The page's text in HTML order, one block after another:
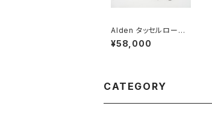
Alden タッセルローフ
ァー #604 6E
¥58,000
CATEGORY